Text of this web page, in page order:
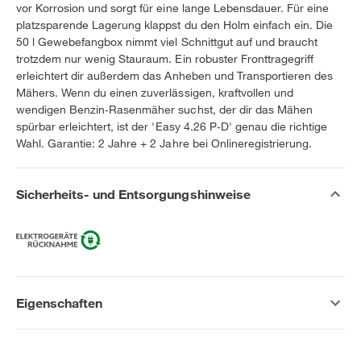
vor Korrosion und sorgt für eine lange Lebensdauer. Für eine
platzsparende Lagerung klappst du den Holm einfach ein. Die
50 l Gewebefangbox nimmt viel Schnittgut auf und braucht
trotzdem nur wenig Stauraum. Ein robuster Fronttragegriff
erleichtert dir außerdem das Anheben und Transportieren des
Mähers. Wenn du einen zuverlässigen, kraftvollen und
wendigen Benzin‑Rasenmäher suchst, der dir das Mähen
spürbar erleichtert, ist der 'Easy 4.26 P‑D' genau die richtige
Wahl. Garantie: 2 Jahre + 2 Jahre bei Onlineregistrierung.
Sicherheits- und Entsorgungshinweise
Eigenschaften